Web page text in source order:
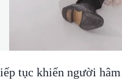
tục khiến người